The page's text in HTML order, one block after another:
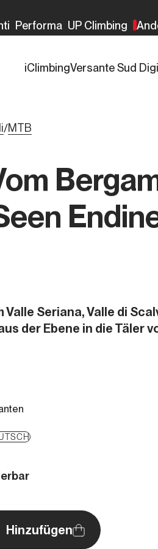
Performa UP Climbing
iClimbingVersante Sud
/MTB
Valle Seriana, Valle di
der Ebene in die Täler
Hinzufügen